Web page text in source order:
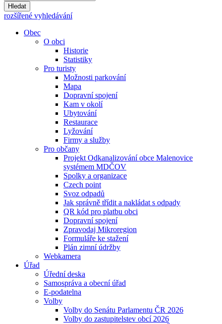
Hledat
rozšířené vyhledávání
Obec
O obci
Historie
Statistiky
Pro turisty
Možnosti parkování
Mapa
Dopravní spojení
Kam v okolí
Ubytování
Restaurace
Lyžování
Firmy a služby
Pro občany
Projekt Odkanalizování obce Malenovice
systémem MDČOV
Spolky a organizace
Czech point
Svoz odpadů
Jak správně třídit a nakládat s odpady
QR kód pro platbu obci
Dopravní spojení
Zpravodaj Mikroregion
Formuláře ke stažení
Plán zimní údržby
Webkamera
Úřad
Úřední deska
Samospráva a obecní úřad
E-podatelna
Volby
Volby do Senátu Parlamentu ČR 2026
Volby do zastupitelstev obcí 2026